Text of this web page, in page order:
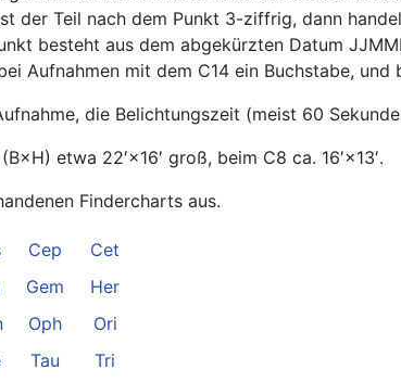
der Teil nach dem Punkt 3-ziffrig, dann
besteht aus dem abgekürzten Datum
Aufnahmen mit dem C14 ein Buchstabe,
die Belichtungszeit (meist 60
etwa 22′×16′ groß, beim C8 ca. 16′×13′.
Findercharts aus.
Cep
Cet
Gem
Her
Oph
Ori
Tau
Tri